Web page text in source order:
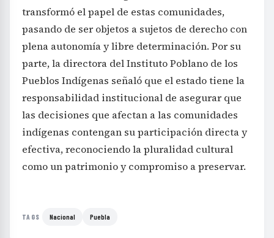
transformó el papel de estas comunidades,
pasando de ser objetos a sujetos de derecho con
plena autonomía y libre determinación. Por su
parte, la directora del Instituto Poblano de los
Pueblos Indígenas señaló que el estado tiene la
responsabilidad institucional de asegurar que
las decisiones que afectan a las comunidades
indígenas contengan su participación directa y
efectiva, reconociendo la pluralidad cultural
como un patrimonio y compromiso a preservar.
TAGS Nacional Puebla